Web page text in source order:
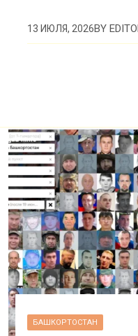
13 ИЮЛЯ, 2026BY
БАШКОРТОСТАН